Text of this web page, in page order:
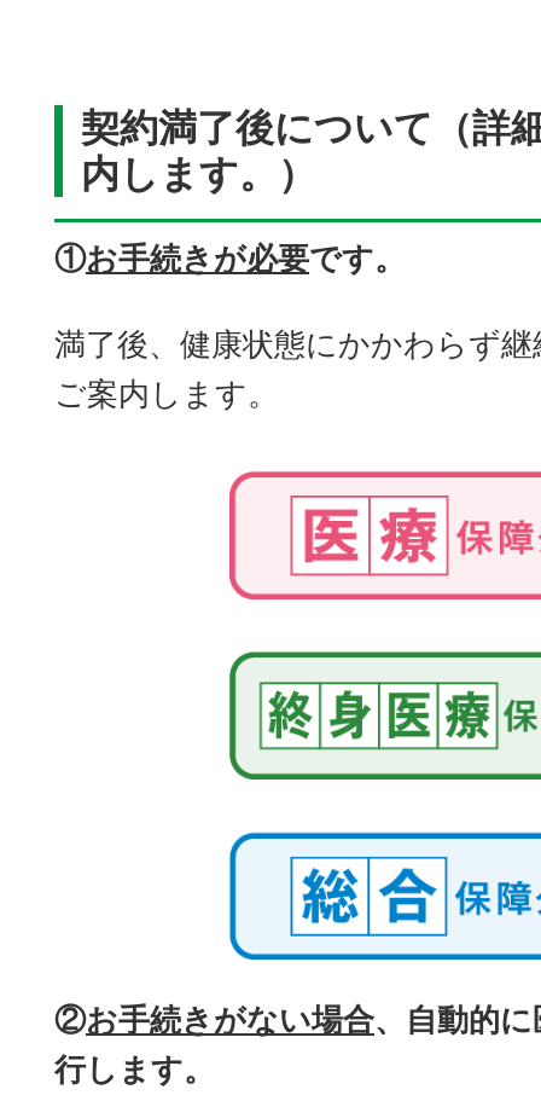
契約満了後について（詳
内します。）
①お手続きが必要です。
満了後、健康状態にかかわらず
ご案内します。
②お手続きがない場合、自動的
行します。